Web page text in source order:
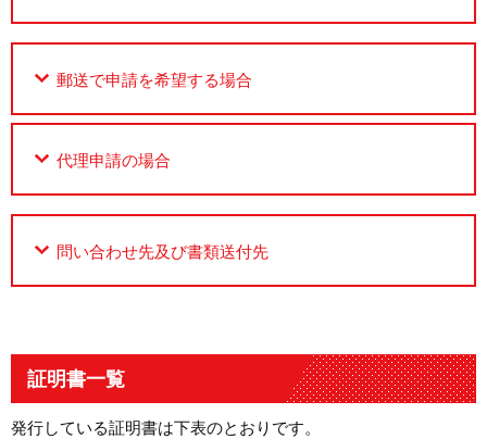
郵送で申請を希望する場合
代理申請の場合
問い合わせ先及び書類送付先
証明書一覧
発行している証明書は下表のとおりです。